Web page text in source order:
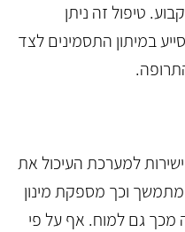
טיפול זה ניתן
במיתון התסמינים לצד
למערכת העיכול את
מתמשך וכך מספקת מינון
מכך גם למוח. אף על פי